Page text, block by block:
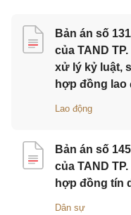
Bản án số
của TAND
xử lý kỷ luật,
hợp đồng lao
Lao động
Bản án số
của TAND
hợp đồng tín
Dân sự